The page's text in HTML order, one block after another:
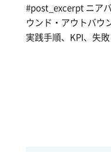
#post_excerpt ニア
ウンド・アウトバウ
実践手順、KPI、失